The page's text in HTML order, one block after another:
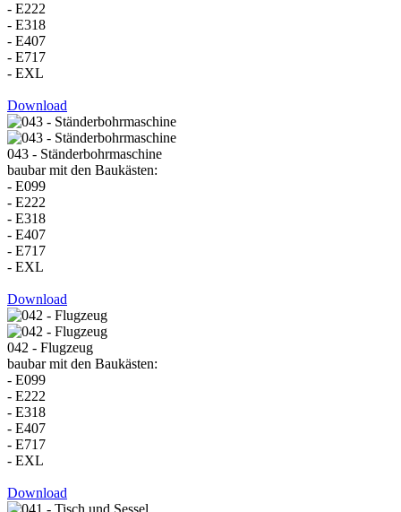
- E222
- E318
- E407
- E717
- EXL
Download
043 - Ständerbohrmaschine
baubar mit den Baukästen:
- E099
- E222
- E318
- E407
- E717
- EXL
Download
042 - Flugzeug
baubar mit den Baukästen:
- E099
- E222
- E318
- E407
- E717
- EXL
Download